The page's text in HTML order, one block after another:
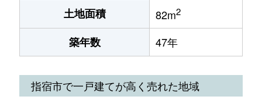
土地面積 82m2
築年数 47年
指宿市で一戸建てが高く売れた地域